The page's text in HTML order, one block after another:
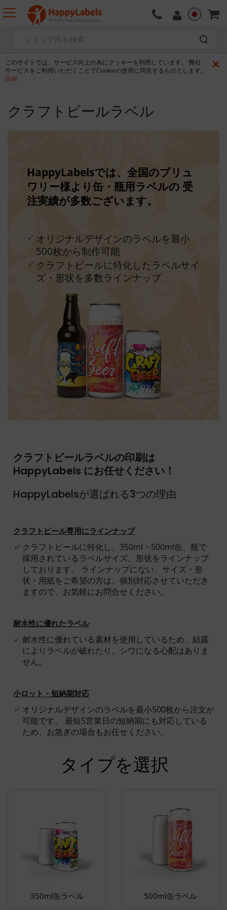
このサイトでは、サービス向上の為にクッキーを利用しています。 弊社
サービスをご利用いただくことでCookieの使用に同意するものとします。
詳細
クラフトビールラベル
HappyLabelsでは、全国のブリュ
ワリー様より缶・瓶用ラベルの 受
注実績が多数ございます。
オリジナルデザインのラベルを最小
500枚から制作可能
クラフトビールに特化したラベルサイ
ズ・形状を多数ラインナップ
クラフトビールラベルの印刷は
HappyLabels にお任せください！
HappyLabelsが選ばれる3つの理由
クラフトビール専用にラインナップ
クラフトビールに特化し、350ml・500ml缶、瓶で
採用されているラベルサイズ、形状をラインナップ
しております。 ラインナップにない、サイズ・形
状・用紙をご希望の方は、個別対応させていただき
ますので、お気軽にお問合せください。
耐水性に優れたラベル
耐水性に優れている素材を使用しているため、結露
によりラベルが破れたり、シワになる心配はありま
せん。
小ロット・短納期対応
オリジナルデザインのラベルを最小500枚から注文が
可能です。 最短5営業日の短納期にも対応している
ため、お急ぎの場合もお任せください。
タイプを選択
350ml缶ラベル 500ml缶ラベル